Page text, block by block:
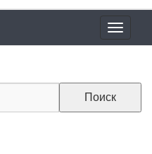
сайта